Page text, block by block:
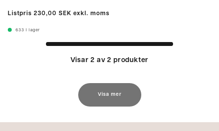
Listpris 230,00 SEK exkl. moms
633 I lager
Visar 2 av 2 produkter
Visa mer